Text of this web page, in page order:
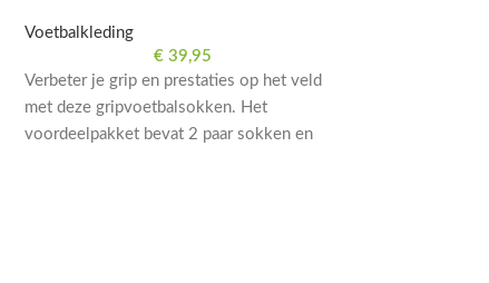
Voetbalkleding
€ 39,95
Verbeter je grip en prestaties op het veld
met deze gripvoetbalsokken. Het
voordeelpakket bevat 2 paar sokken en